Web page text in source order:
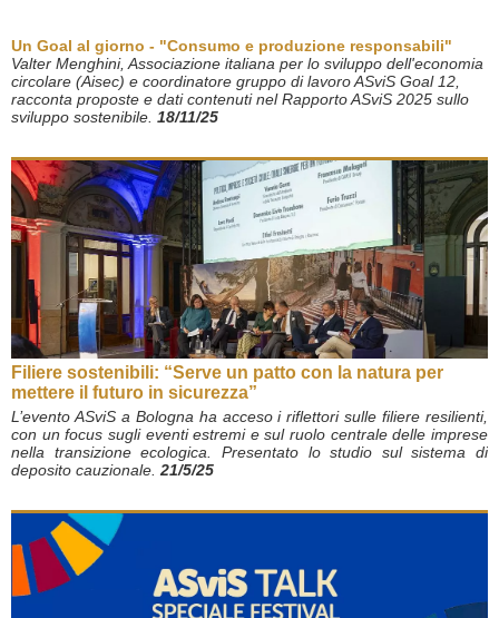
Un Goal al giorno - "Consumo e produzione responsabili"
Valter Menghini, Associazione italiana per lo sviluppo dell'economia
circolare (Aisec) e coordinatore gruppo di lavoro ASviS Goal 12,
racconta proposte e daticontenuti nel Rapporto ASviS 2025 sullo
sviluppo sostenibile. 18/11/25
Filiere sostenibili: “Serve un patto con la natura per
mettere il futuro in sicurezza”
L’evento ASviS a Bologna ha acceso i riflettori sulle filiere resilienti,
con un focus sugli eventi estremi e sul ruolo centrale delle imprese
nella transizione ecologica. Presentato lo studio sul sistema di
deposito cauzionale.21/5/25